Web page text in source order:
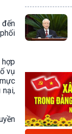
đến
vụ
nại,